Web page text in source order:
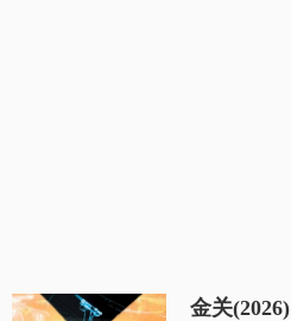
金关(2026)